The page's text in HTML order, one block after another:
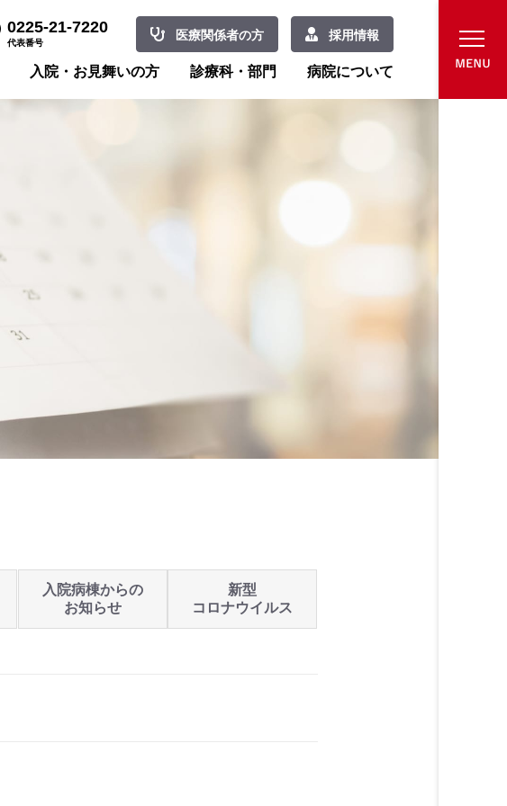
0225-21-7220
代表番号
医療関係者の方 採用情報
入院・お見舞いの方 診療科・部門 病院について
入院病棟からの
お知らせ
新型
コロナウイルス